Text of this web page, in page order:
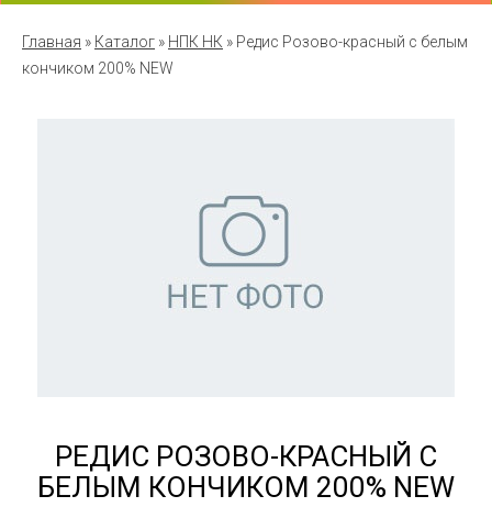
Главная » Каталог » НПК НК » Редис Розово-красный с белым
кончиком 200% NEW
РЕДИС РОЗОВО-КРАСНЫЙ С
БЕЛЫМ КОНЧИКОМ 200% NEW